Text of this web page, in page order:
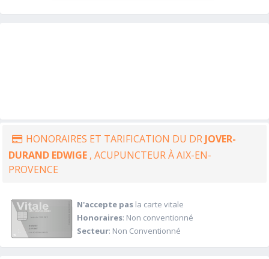
HONORAIRES ET TARIFICATION DU DR JOVER-
DURAND EDWIGE , ACUPUNCTEUR À AIX-EN-
PROVENCE
N'accepte pasla carte vitale
Honoraires: Non conventionné
Secteur: Non Conventionné